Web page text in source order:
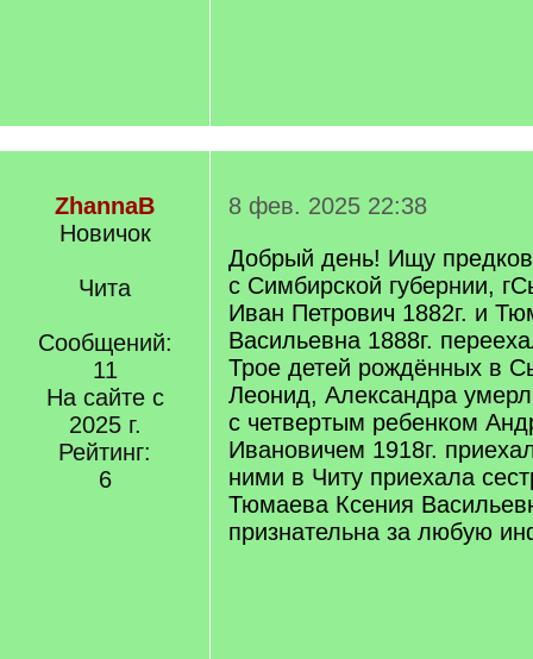
ZhannaB
Новичок
Чита
Сообщений:
11
На сайте с
2025 г.
Рейтинг:
6
8 фев. 2025 22:38
Добрый день! Ищу
с Симбирской губернии,
Иван Петрович 1882г. и
Васильевна 1888г.
Трое детей рождённых в
Леонид, Александра
с четвертым ребенком
Ивановичем 1918г.
ними в Читу приехала
Тюмаева Ксения
признательна за любую